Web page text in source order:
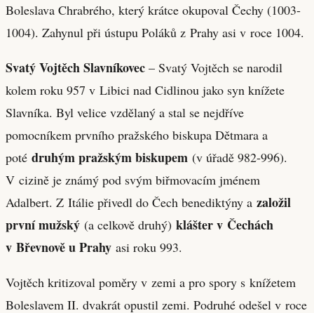
Boleslava Chrabrého, který krátce okupoval Čechy (1003-
1004). Zahynul při ústupu Poláků z Prahy asi v roce 1004.
Svatý Vojtěch Slavníkovec – Svatý Vojtěch se narodil
kolem roku 957 v Libici nad Cidlinou jako syn knížete
Slavníka. Byl velice vzdělaný a stal se nejdříve
pomocníkem prvního pražského biskupa Dětmara a
poté druhým pražským biskupem (v úřadě 982-996).
V cizině je známý pod svým biřmovacím jménem
Adalbert. Z Itálie přivedl do Čech benediktýny a založil
první mužský (a celkově druhý) klášter v Čechách
v Břevnově u Prahy asi roku 993.
Vojtěch kritizoval poměry v zemi a pro spory s knížetem
Boleslavem II. dvakrát opustil zemi. Podruhé odešel v roce